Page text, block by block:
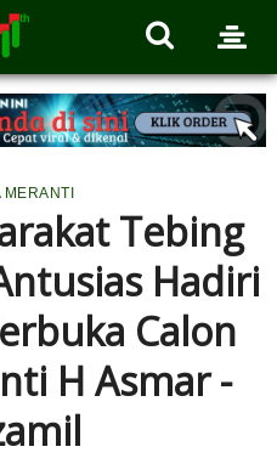
MERANTI
Tebing
Hadiri
Calon
H Asmar -